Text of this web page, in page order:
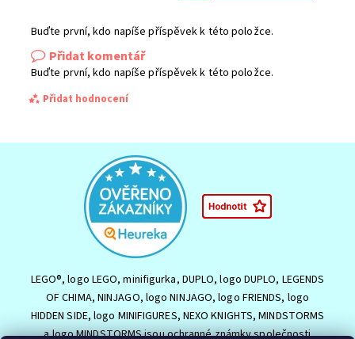
Buďte první, kdo napíše příspěvek k této položce.
Přidat komentář
Buďte první, kdo napíše příspěvek k této položce.
Přidat hodnocení
LEGO®, logo LEGO, minifigurka, DUPLO, logo DUPLO, LEGENDS
OF CHIMA, NINJAGO, logo NINJAGO, logo FRIENDS, logo
HIDDEN SIDE, logo MINIFIGURES, NEXO KNIGHTS, MINDSTORMS
a logo MINDSTORMS jsou ochranné známky společnosti